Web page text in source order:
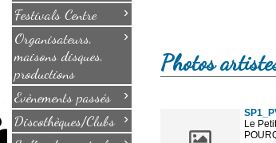
Festivals Centre ›
Organisateurs,
maisons disques,
productions
›
Evènements passés ›
Discothèques/Clubs ›
Photos
Le